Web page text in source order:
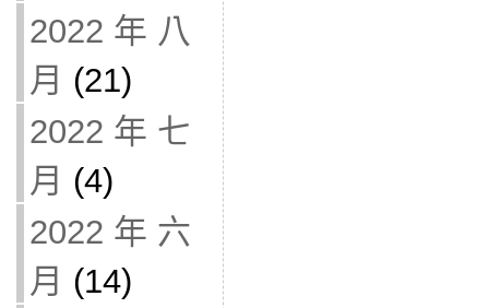
2022 年 八
月 (21)
2022 年 七
月 (4)
2022 年 六
月 (14)